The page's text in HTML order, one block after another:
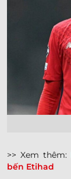
>> Xem thêm:
bến Etihad